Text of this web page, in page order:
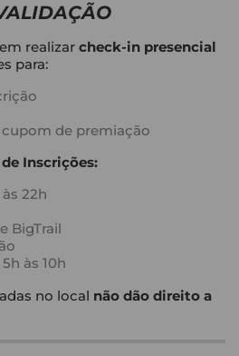
realizar check-in presencial
para:
de premiação
Inscrições:
às 22h
BigTrail
às 10h
no local não dão direito a